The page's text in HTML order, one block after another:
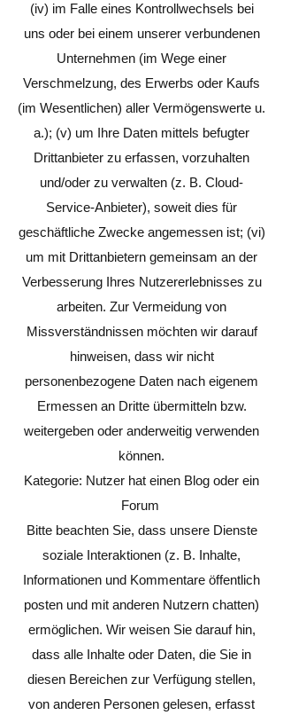
(iv) im Falle eines Kontrollwechsels bei
uns oder bei einem unserer verbundenen
Unternehmen (im Wege einer
Verschmelzung, des Erwerbs oder Kaufs
(im Wesentlichen) aller Vermögenswerte u.
a.); (v) um Ihre Daten mittels befugter
Drittanbieter zu erfassen, vorzuhalten
und/oder zu verwalten (z. B. Cloud-
Service-Anbieter), soweit dies für
geschäftliche Zwecke angemessen ist; (vi)
um mit Drittanbietern gemeinsam an der
Verbesserung Ihres Nutzererlebnisses zu
arbeiten. Zur Vermeidung von
Missverständnissen möchten wir darauf
hinweisen, dass wir nicht
personenbezogene Daten nach eigenem
Ermessen an Dritte übermitteln bzw.
weitergeben oder anderweitig verwenden
können.
Kategorie: Nutzer hat einen Blog oder ein
Forum
Bitte beachten Sie, dass unsere Dienste
soziale Interaktionen (z. B. Inhalte,
Informationen und Kommentare öffentlich
posten und mit anderen Nutzern chatten)
ermöglichen. Wir weisen Sie darauf hin,
dass alle Inhalte oder Daten, die Sie in
diesen Bereichen zur Verfügung stellen,
von anderen Personen gelesen, erfasst